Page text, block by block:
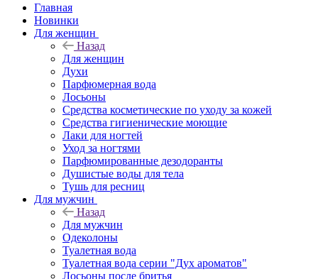
Главная
Новинки
Для женщин
Назад
Для женщин
Духи
Парфюмерная вода
Лосьоны
Средства косметические по уходу за кожей
Средства гигиенические моющие
Лаки для ногтей
Уход за ногтями
Парфюмированные дезодоранты
Душистые воды для тела
Тушь для ресниц
Для мужчин
Назад
Для мужчин
Одеколоны
Туалетная вода
Туалетная вода серии "Дух ароматов"
Лосьоны после бритья